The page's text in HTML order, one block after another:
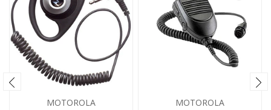
MOTOROLA MOTOROLA